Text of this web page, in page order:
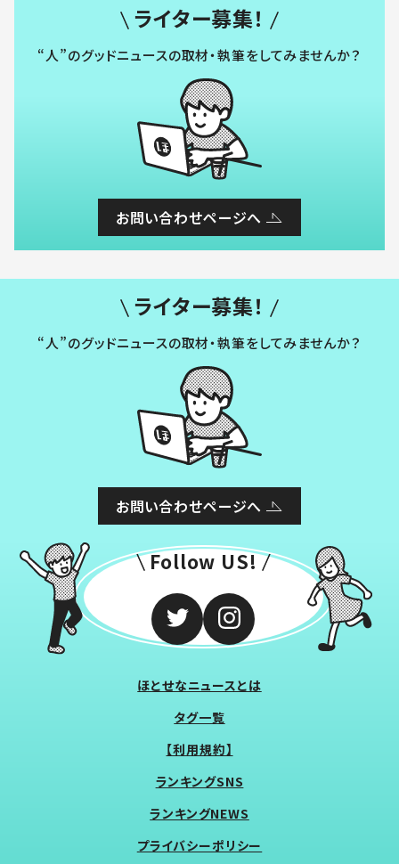
ライター募集！
“人”のグッドニュースの取材・執筆をしてみませんか？
お問い合わせページへ
ライター募集！
“人”のグッドニュースの取材・執筆をしてみませんか？
お問い合わせページへ
Follow US!
ほとせなニュースとは
タグ一覧
【利用規約】
ランキングSNS
ランキングNEWS
プライバシーポリシー